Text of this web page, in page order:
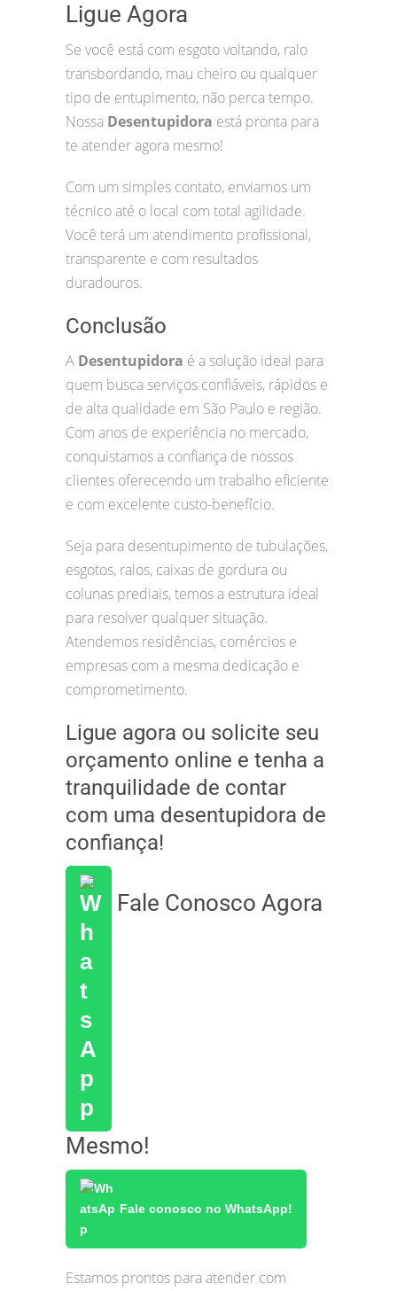
Ligue Agora
Se você está com esgoto voltando, ralo
transbordando, mau cheiro ou qualquer
tipo de entupimento, não perca tempo.
Nossa Desentupidora está pronta para
te atender agora mesmo!
Com um simples contato, enviamos um
técnico até o local com total agilidade.
Você terá um atendimento profissional,
transparente e com resultados
duradouros.
Conclusão
A Desentupidora é a solução ideal para
quem busca serviços confiáveis, rápidos e
de alta qualidade em São Paulo e região.
Com anos de experiência no mercado,
conquistamos a confiança de nossos
clientes oferecendo um trabalho eficiente
e com excelente custo-benefício.
Seja para desentupimento de tubulações,
esgotos, ralos, caixas de gordura ou
colunas prediais, temos a estrutura ideal
para resolver qualquer situação.
Atendemos residências, comércios e
empresas com a mesma dedicação e
comprometimento.
Ligue agora ou solicite seu
orçamento online e tenha a
tranquilidade de contar
com uma desentupidora de
confiança!
Fale Conosco Agora
Mesmo!
Fale conosco no WhatsApp!
Estamos prontos para atender com